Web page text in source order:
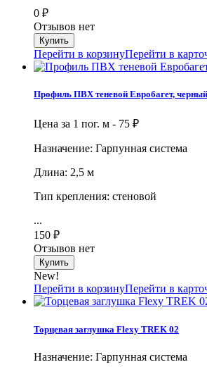
0 ₽
Отзывов нет
Перейти в корзинуПерейти в
Профиль ПВХ теневой Евробагет,
Цена за 1 пог. м - 75 ₽
Назначение: Гарпунная система
Длина: 2,5 м
Тип крепления: стеновой
...
150 ₽
Отзывов нет
New!
Перейти в корзинуПерейти в
Торцевая заглушка Flexy TREK 02
Назначение: Гарпунная система